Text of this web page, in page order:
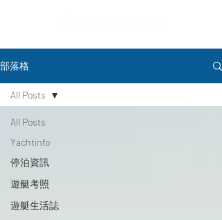
部落格
All Posts
Yachtinfo
停泊資訊
遊艇考照
遊艇生活誌
All Posts